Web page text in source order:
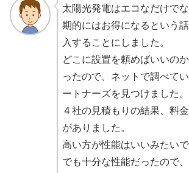
太陽光発電はエコなだけで
期的にはお得になるという
入することにしました。
どこに設置を頼めばいいの
ったので、ネットで調べて
ートナーズを見つけました。
４社の見積もりの結果、料
がありました。
高い方が性能はいいみたい
でも十分な性能だったので